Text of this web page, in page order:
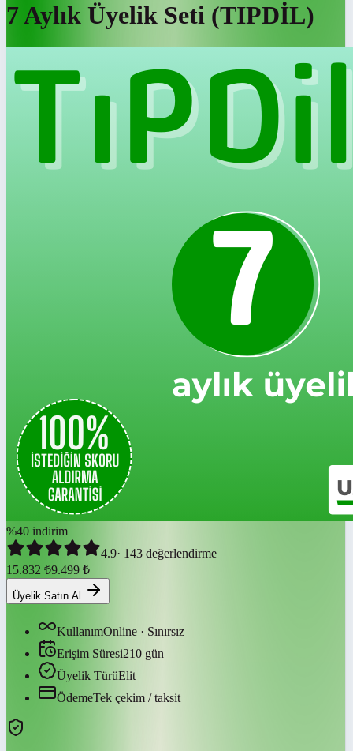
7 Aylık Üyelik Seti (TIPDİL)
%40 indirim
4.9· 143 değerlendirme
15.832 ₺9.499 ₺
Üyelik Satın Al
KullanımOnline · Sınırsız
Erişim Süresi210 gün
Üyelik TürüElit
ÖdemeTek çekim / taksit